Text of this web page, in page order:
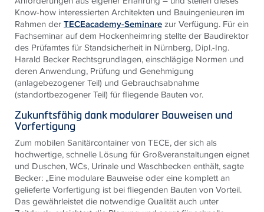
Know-how interessierten Architekten und Bauingenieuren im
Rahmen derTECEacademy-Seminarezur Verfügung. Für ein
Fachseminar auf dem Hockenheimring stellte der Baudirektor
des Prüfamtes für Standsicherheit in Nürnberg, Dipl.-Ing.
Harald Becker Rechtsgrundlagen, einschlägige Normen und
deren Anwendung, Prüfung und Genehmigung
(anlagebezogener Teil) und Gebrauchsabnahme
(standortbezogener Teil) für fliegende Bauten vor.
Zukunftsfähig dank modularer Bauweisen und
Vorfertigung
Zum mobilen Sanitärcontainer vonTECE, der sich als
hochwertige,schnelle Lösung für Großveranstaltungeneignet
und Duschen,WCs, Urinale und Waschbeckenenthält, sagte
Becker: „Eine modulare Bauweise oder eine komplettan
gelieferte Vorfertigung ist beifliegenden Bauten von Vorteil.
Das gewährleistet die notwendige Qualität auch unter